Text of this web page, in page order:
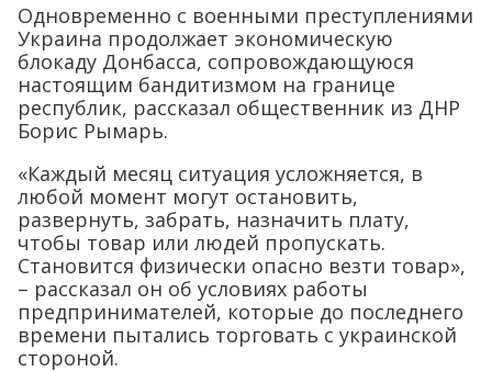
Одновременно с военными преступлениями
Украина продолжает экономическую
блокаду Донбасса, сопровождающуюся
настоящим бандитизмом на границе
республик, рассказал общественник из ДНР
Борис Рымарь.
«Каждый месяц ситуация усложняется, в
любой момент могут остановить,
развернуть, забрать, назначить плату,
чтобы товар или людей пропускать.
Становится физически опасно везти товар»,
– рассказал он об условиях работы
предпринимателей, которые до последнего
времени пытались торговать с украинской
стороной.